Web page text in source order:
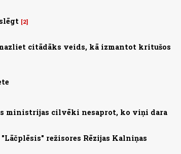
2
citādāks veids, kā izmantot kritušos
ministrijas cilvēki nesaprot, ko viņi dara
režisores Rēzijas Kalniņas